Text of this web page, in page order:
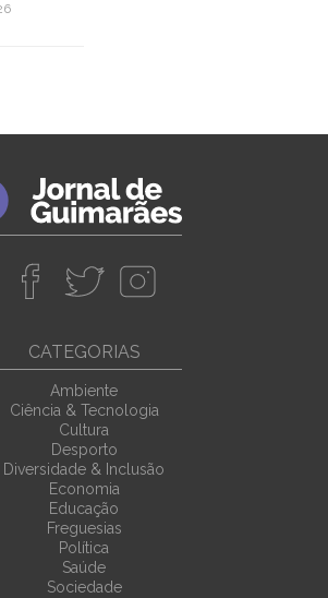
CATEGORIAS
Ambiente
Ciência & Tecnologia
Cultura
Desporto
Diversidade & Inclusão
Economia
Educação
Freguesias
Política
Saúde
Sociedade